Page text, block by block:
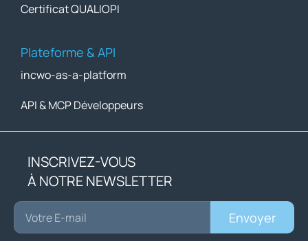
Certificat QUALIOPI
Plateforme & API
incwo-as-a-platform
API & MCP Développeurs
INSCRIVEZ-VOUS
À NOTRE NEWSLETTER
Envoyer